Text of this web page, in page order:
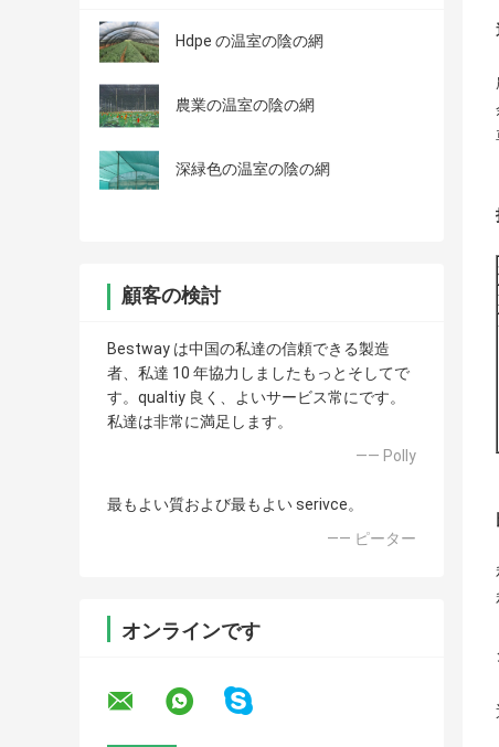
Hdpe の温室の陰の網
農業の温室の陰の網
深緑色の温室の陰の網
顧客の検討
Bestway は中国の私達の信頼できる製造
者、私達 10 年協力しましたもっとそしてで
す。qualtiy 良く、よいサービス常にです。
私達は非常に満足します。
—— Polly
最もよい質および最もよい serivce。
—— ピーター
オンラインです